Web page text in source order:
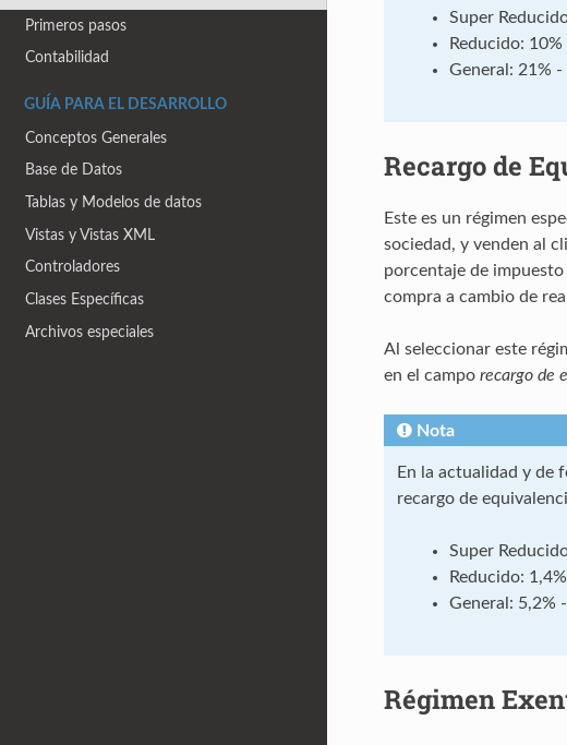
Primeros pasos
Contabilidad
GUÍA PARA EL DESARROLLO
Conceptos Generales
Base de Datos
Tablas y Modelos de datos
Vistas y Vistas XML
Controladores
Clases Específicas
Archivos especiales
Super
Reducido:
General: 21%
Recargo de
Este es un régimen
sociedad, y venden al
porcentaje de
compra a cambio de
Al seleccionar este
en el campo recargo de
Nota
En la actualidad y de
recargo de
Super
Reducido:
General: 5,2%
Régimen